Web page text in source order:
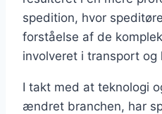
spedition, hvor
forståelse af de
involveret i transport og
I takt med at teknologi
ændret branchen, har